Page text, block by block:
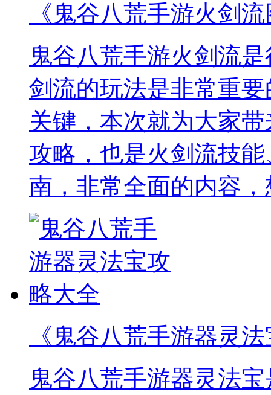
《鬼谷八荒手游火剑
鬼谷八荒手游火剑流
剑流的玩法是非常重
关键，本次就为大家
攻略，也是火剑流技
南，非常全面的内容
《鬼谷八荒手游器灵
鬼谷八荒手游器灵法